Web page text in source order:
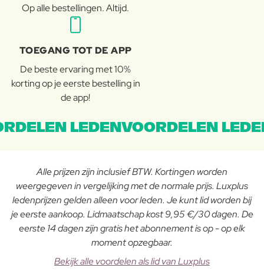
Op alle bestellingen. Altijd.
TOEGANG TOT DE APP
De beste ervaring met 10%
korting op je eerste bestelling in
de app!
LEDENVOORDELEN
Alle prijzen zijn inclusief BTW. Kortingen worden
weergegeven in vergelijking met de normale prijs. Luxplus
ledenprijzen gelden alleen voor leden. Je kunt lid worden bij
je eerste aankoop. Lidmaatschap kost 9,95 €/30 dagen. De
eerste 14 dagen zijn gratis het abonnement is op - op elk
moment opzegbaar.
Bekijk alle voordelen als lid van Luxplus